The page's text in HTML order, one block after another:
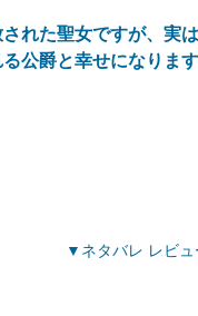
れた聖女ですが、実
公爵と幸せになりま
ネタバレ レビ